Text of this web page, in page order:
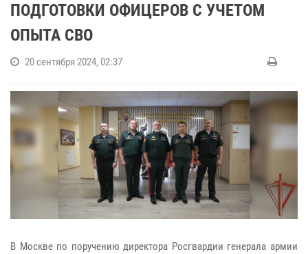
ПОДГОТОВКИ ОФИЦЕРОВ С УЧЕТОМ
ОПЫТА СВО
20 сентября 2024, 02:37
В Москве по поручению директора Росгвардии генерала армии